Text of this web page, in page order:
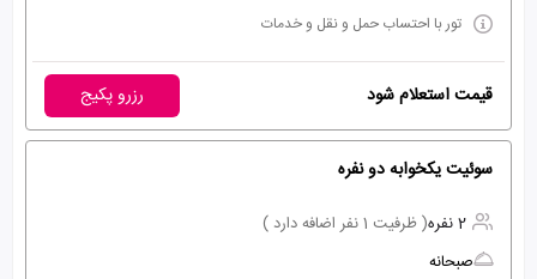
تور با احتساب حمل و نقل و خدمات
قیمت استعلام شود رزرو پکیج
سوئیت یکخوابه دو نفره
2 نفره
( ظرفیت 1 نفر اضافه دارد )
صبحانه